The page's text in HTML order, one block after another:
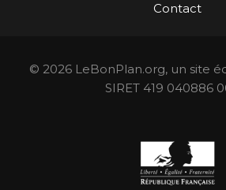
Contact
© 2026 LeBonPlan.org, un site
SIRET 419 040886